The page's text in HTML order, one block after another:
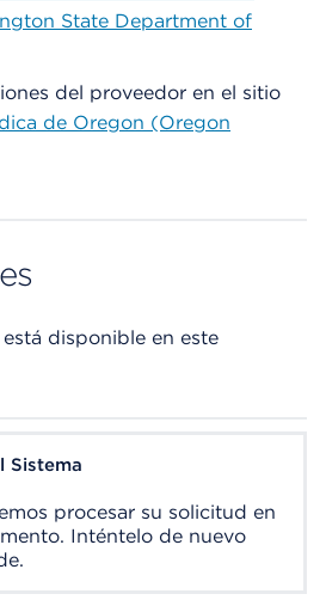
State Department of
del proveedor en el sitio
de Oregon (Oregon
disponible en este
Sistema
procesar su solicitud en
Inténtelo de nuevo